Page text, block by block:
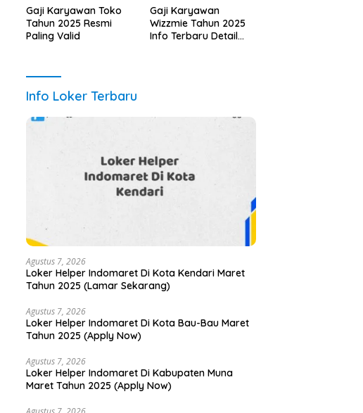
Gaji Karyawan Toko
Tahun 2025 Resmi
Paling Valid
Gaji Karyawan
Wizzmie Tahun 2025
Info Terbaru Detail
Info Loker Terbaru
Agustus 7, 2026
Loker Helper Indomaret Di Kota Kendari Maret
Tahun 2025 (Lamar Sekarang)
Agustus 7, 2026
Loker Helper Indomaret Di Kota Bau-Bau Maret
Tahun 2025 (Apply Now)
Agustus 7, 2026
Loker Helper Indomaret Di Kabupaten Muna
Maret Tahun 2025 (Apply Now)